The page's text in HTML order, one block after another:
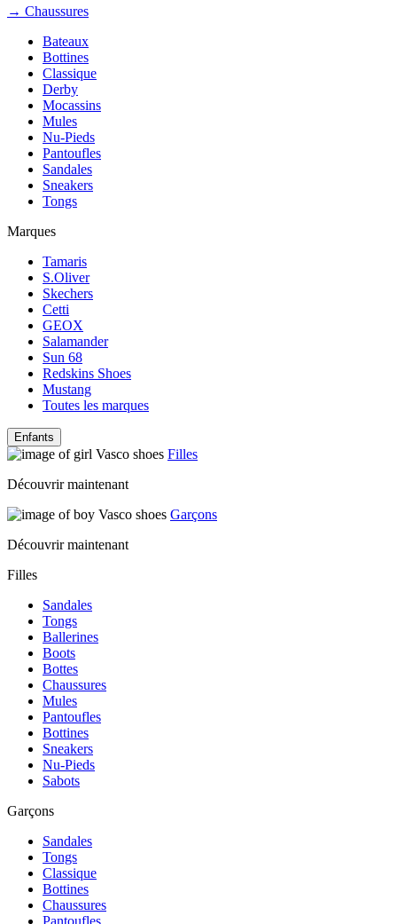
→ Chaussures
Bateaux
Bottines
Classique
Derby
Mocassins
Mules
Nu-Pieds
Pantoufles
Sandales
Sneakers
Tongs
Marques
Tamaris
S.Oliver
Skechers
Cetti
GEOX
Salamander
Sun 68
Redskins Shoes
Mustang
Toutes les marques
Enfants
Filles
Découvrir maintenant
Garçons
Découvrir maintenant
Filles
Sandales
Tongs
Ballerines
Boots
Bottes
Chaussures
Mules
Pantoufles
Bottines
Sneakers
Nu-Pieds
Sabots
Garçons
Sandales
Tongs
Classique
Bottines
Chaussures
Pantoufles